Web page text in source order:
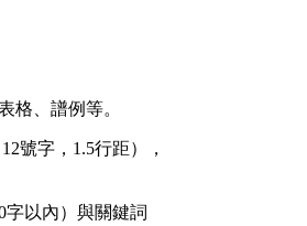
格、譜例等。
12號字， 1.5行距），
字以內）與關鍵詞